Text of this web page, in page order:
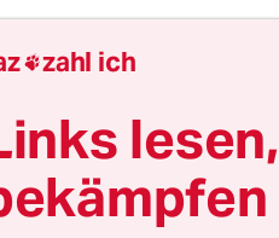
im Februar 2022
katapultierte er die
Seitdem wird
Beschaffungswesen
und Funkgeräten
zahl ich